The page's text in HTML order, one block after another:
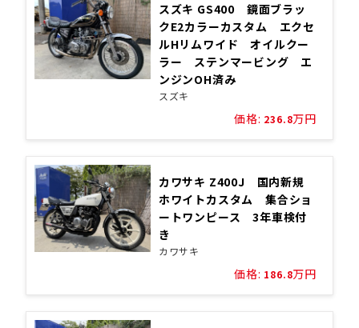
スズキ GS400 鏡面ブラッ
クE2カラーカスタム エクセ
ルHリムワイド オイルクー
ラー ステンマービング エ
ンジンOH済み
スズキ
価格: 236.8万円
カワサキ Z400J 国内新規
ホワイトカスタム 集合ショ
ートワンピース 3年車検付
き
カワサキ
価格: 186.8万円